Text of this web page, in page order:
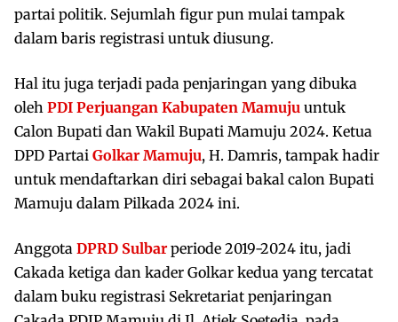
partai politik. Sejumlah figur pun mulai tampak
dalam baris registrasi untuk diusung.
Hal itu juga terjadi pada penjaringan yang dibuka
oleh PDI Perjuangan Kabupaten Mamuju untuk
Calon Bupati dan Wakil Bupati Mamuju 2024. Ketua
DPD Partai Golkar Mamuju, H. Damris, tampak hadir
untuk mendaftarkan diri sebagai bakal calon Bupati
Mamuju dalam Pilkada 2024 ini.
Anggota DPRD Sulbarperiode 2019-2024 itu, jadi
Cakada ketiga dan kader Golkar kedua yang tercatat
dalam buku registrasi Sekretariat penjaringan